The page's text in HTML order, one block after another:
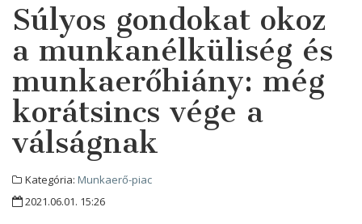
Súlyos gondokat okoz
a munkanélküliség és
munkaerőhiány: még
korátsincs vége a
válságnak
Kategória: Munkaerő-piac
2021.06.01. 15:26